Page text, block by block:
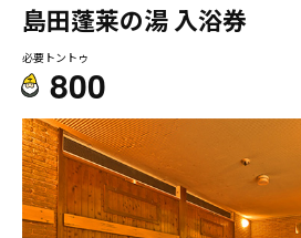
島田蓬莱の湯 入浴券
必要トントゥ
800